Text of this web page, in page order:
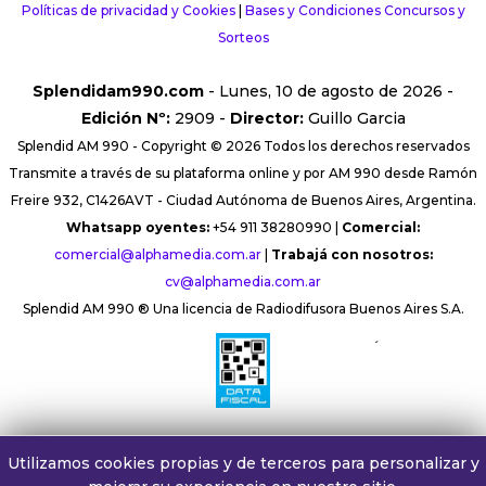
Políticas de privacidad y Cookies| Bases y Condiciones Concursos y
Sorteos
Splendidam990.com - Lunes, 10 de agosto de 2026 -
Edición Nº:2909 - Director:Guillo Garcia
Splendid AM 990 - Copyright © 2026 Todos los derechos reservados
Transmite a través de su plataforma online y por AM 990 desde Ramón
Freire 932, C1426AVT - Ciudad Autónoma de Buenos Aires, Argentina.
Whatsapp oyentes: +54 911 38280990 | Comercial:
comercial@alphamedia.com.ar| Trabajá con nosotros:
cv@alphamedia.com.ar
Splendid AM 990 ® Una licencia de Radiodifusora Buenos Aires S.A.
´
Utilizamos cookies propias y de terceros para personalizar y